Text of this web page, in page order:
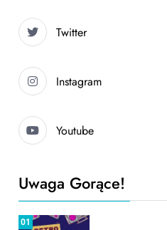
Twitter
Instagram
Youtube
Uwaga Gorące!
01